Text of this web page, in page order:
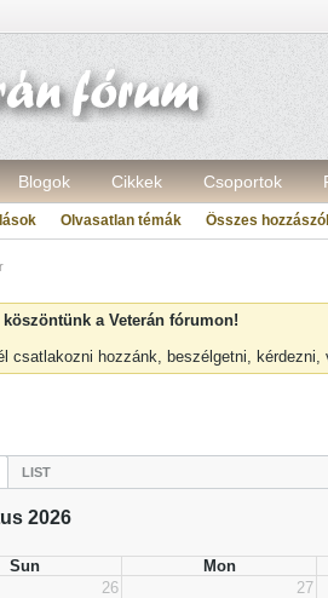
Blogok Cikkek Csoportok
Olvasatlan témák Összes
köszöntünk a Veterán fórumon!
csatlakozni hozzánk, beszélgetni,
LIST
2026
Sun Mon
26
27